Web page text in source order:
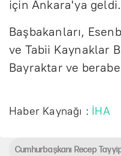
için Ankara'ya geldi.
Başbakanları,
ve Tabii Kaynaklar
Bayraktar ve
Haber Kaynağı : İHA
Cumhurbaşkanı Recep